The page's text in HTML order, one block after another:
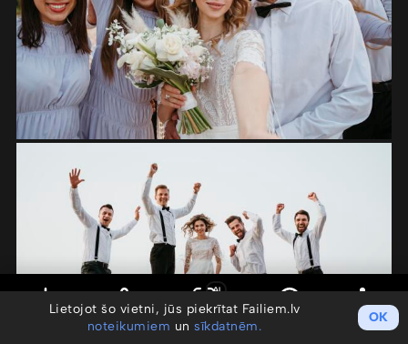
Koplietot Darbības
Meklēt pēc sejas
AI
Lietojot šo vietni, jūs piekrītat Failiem.lv
noteikumiem unsīkdatnēm.
OK